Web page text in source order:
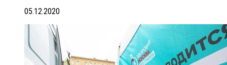
05.12.2020